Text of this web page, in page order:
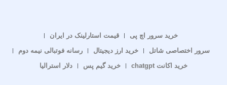
خرید سرور اچ پی
قیمت استارلینک در ایران
سرور اختصاصی شاتل
خرید ارز دیجیتال
رسانه فوتبالی نیمه دوم
خرید اکانت chatgpt
خرید گیم پس دلار استرالیا